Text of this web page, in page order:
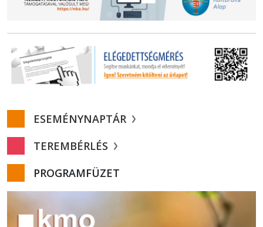
ESEMÉNYNAPTÁR
TEREMBÉRLÉS
PROGRAMFÜZET